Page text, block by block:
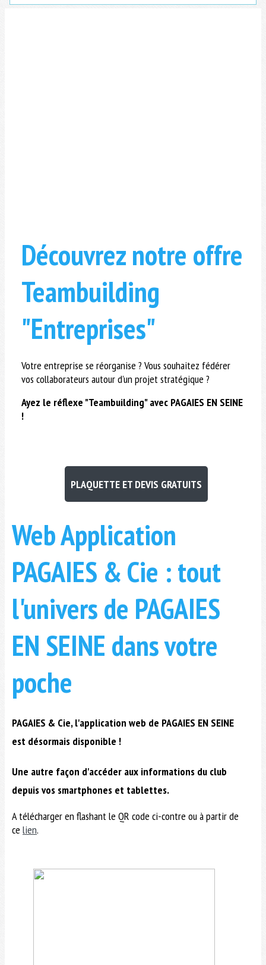
Découvrez notre offre
Teambuilding
"Entreprises"
Votre entreprise se réorganise ? Vous souhaitez fédérer
vos collaborateurs autour d'un projet stratégique ?
Ayez le réflexe "Teambuilding" avec PAGAIES EN SEINE
!
PLAQUETTE ET DEVIS GRATUITS
Web Application
PAGAIES & Cie : tout
l'univers de PAGAIES
EN SEINE dans votre
poche
PAGAIES & Cie, l'application web de PAGAIES EN SEINE
est désormais disponible !
Une autre façon d'accéder aux informations du club
depuis vos smartphones et tablettes.
A télécharger en flashant le QR code ci-contre ou à partir de
ce lien.